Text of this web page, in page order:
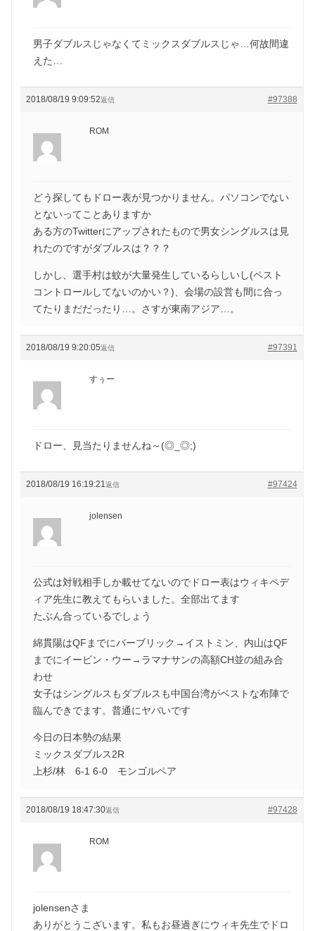
男子ダブルスじゃなくてミックスダブルスじゃ…何故間違
えた…
2018/08/19 9:09:52 #97388
返信
ROM
どう探してもドロー表が見つかりません。パソコンでない
とないってことありますか
ある方のTwitterにアップされたもので男女シングルスは見
れたのですがダブルスは？？？
しかし、選手村は蚊が大量発生しているらしいし(ペスト
コントロールしてないのかい？)、会場の設営も間に合っ
てたりまだだったり…。さすが東南アジア…。
2018/08/19 9:20:05 #97391
返信
すぅー
ドロー、見当たりませんね～(◎_◎;)
2018/08/19 16:19:21 #97424
返信
jolensen
公式は対戦相手しか載せてないのでドロー表はウィキペデ
ィア先生に教えてもらいました。全部出てます
たぶん合っているでしょう
綿貫陽はQFまでにバーブリック→イストミン、内山はQF
までにイービン・ウー→ラマナサンの高額CH並の組み合
わせ
女子はシングルスもダブルスも中国台湾がベストな布陣で
臨んできでます。普通にヤバいです
今日の日本勢の結果
ミックスダブルス2R
上杉/林 6-1 6-0 モンゴルペア
2018/08/19 18:47:30 #97428
返信
ROM
jolensenさま
ありがとうこざいます。私もお昼過ぎにウィキ先生でドロ